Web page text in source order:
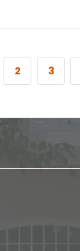
2 3